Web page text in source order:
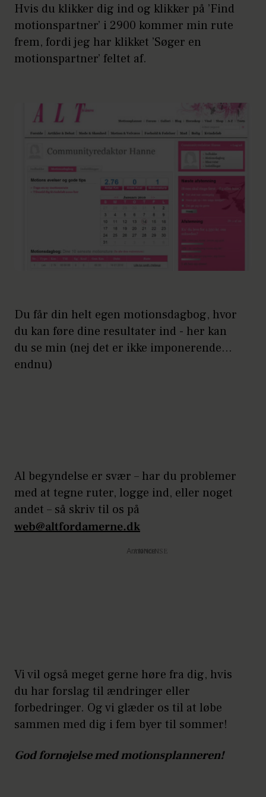
Hvis du klikker dig ind og klikker på ’Find
motionspartner’ i 2900 kommer min rute
frem, fordi jeg har klikket ’Søger en
motionspartner’ feltet af.
Du får din helt egen motionsdagbog, hvor
du kan føre dine resultater ind - her kan
du se min (nej det er ikke imponerende…
endnu)
Al begyndelse er svær – har du problemer
med at tegne ruter, logge ind, eller noget
andet – så skriv til os på
web@altfordamerne.dk
Annonce
Vi vil også meget gerne høre fra dig, hvis
du har forslag til ændringer eller
forbedringer. Og vi glæder os til at løbe
sammen med dig i fem byer til sommer!
God fornøjelse med motionsplanneren!